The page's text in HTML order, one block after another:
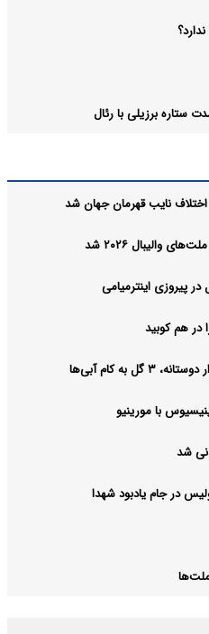
ستاره برزیلی با رئال
اختلاف نایب قهرمان جهان شد
والیبال ۲۰۲۶ شد
اینترمیامی
به کام آبی‌ها
با مورینیو
شد
در جام یادبود شهدا